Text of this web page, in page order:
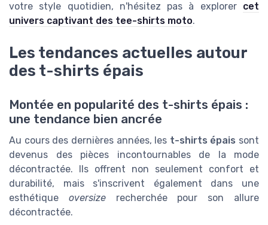
votre style quotidien, n'hésitez pas à explorer cet
univers captivant des tee-shirts moto.
Les tendances actuelles autour
des t-shirts épais
Montée en popularité des t-shirts épais :
une tendance bien ancrée
Au cours des dernières années, les t-shirts épais sont
devenus des pièces incontournables de la mode
décontractée. Ils offrent non seulement confort et
durabilité, mais s'inscrivent également dans une
esthétique oversizerecherchée pour son allure
décontractée.